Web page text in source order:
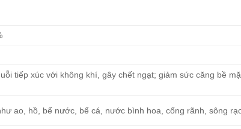
tiếp xúc với không khí, gây chết ngạt; giảm sức căng bề
ao, hồ, bể nước, bể cá, nước bình hoa, cống rãnh, sông